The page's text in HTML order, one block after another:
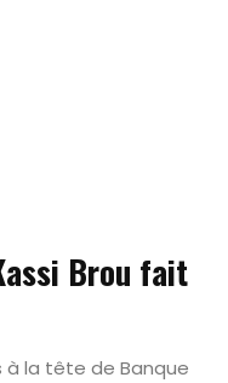
Brou fait
à la tête de Banque